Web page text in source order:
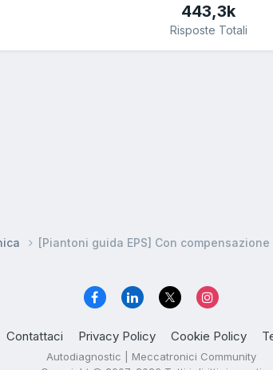
443,3k
Risposte Totali
[Piantoni guida EPS] Con
Contattaci Privacy Policy Cookie Policy
Autodiagnostic | Meccatronici Community